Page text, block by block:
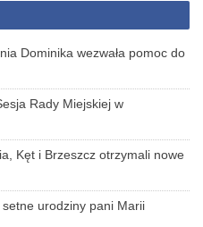
Dominika wezwała pomoc do
Rady Miejskiej w
Kęt i Brzeszcz otrzymali nowe
urodziny pani Marii